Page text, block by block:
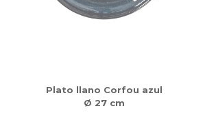
Plato llano Corfou azul
Ø 27 cm